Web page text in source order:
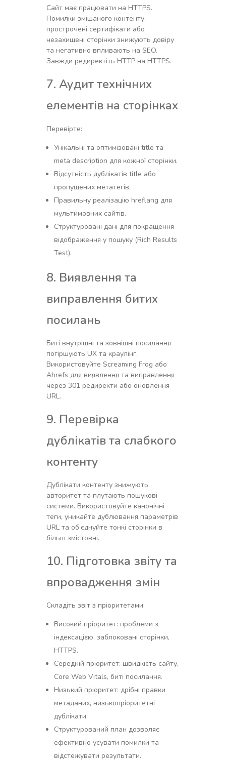
Сайт має працювати на HTTPS.
Помилки змішаного контенту,
прострочені сертифікати або
незахищені сторінки знижують довіру
та негативно впливають на SEO.
Завжди редиректіть HTTP на HTTPS.
7. Аудит технічних
елементів на сторінках
Перевірте:
Унікальні та оптимізовані title та
meta description для кожної сторінки.
Відсутність дублікатів title або
пропущених метатегів.
Правильну реалізацію hreflang для
мультимовних сайтів.
Структуровані дані для покращення
відображення у пошуку (Rich Results
Test).
8. Виявлення та
виправлення битих
посилань
Биті внутрішні та зовнішні посилання
погіршують UX та краулінг.
Використовуйте Screaming Frog або
Ahrefs для виявлення та виправлення
через 301 редиректи або оновлення
URL.
9. Перевірка
дублікатів та слабкого
контенту
Дублікати контенту знижують
авторитет та плутають пошукові
системи. Використовуйте канонічні
теги, уникайте дублювання параметрів
URL та об’єднуйте тонкі сторінки в
більш змістовні.
10. Підготовка звіту та
впровадження змін
Складіть звіт з пріоритетами:
Високий пріоритет: проблеми з
індексацією, заблоковані сторінки,
HTTPS.
Середній пріоритет: швидкість сайту,
Core Web Vitals, биті посилання.
Низький пріоритет: дрібні правки
метаданих, низькопріоритетні
дублікати.
Структурований план дозволяє
ефективно усувати помилки та
відстежувати результати.